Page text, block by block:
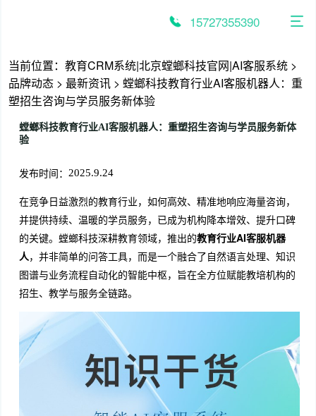
15727355390
当前位置： 教育CRM系统|北京螳螂科技官网|AI客服系统 >
品牌动态 > 最新资讯 > 螳螂科技教育行业AI客服机器人：重
塑招生咨询与学员服务新体验
螳螂科技教育行业AI客服机器人：重塑招生咨询与学员服务新体
验
发布时间： 2025.9.24
在竞争日益激烈的教育行业，如何高效、精准地响应海量咨询，
并提供持续、温暖的学员服务，已成为机构降本增效、提升口碑
的关键。螳螂科技深耕教育领域，推出的教育行业AI客服机器
人，并非简单的问答工具，而是一个融合了自然语言处理、知识
图谱与业务流程自动化的智能中枢，旨在全方位赋能教培机构的
招生、教学与服务全链路。